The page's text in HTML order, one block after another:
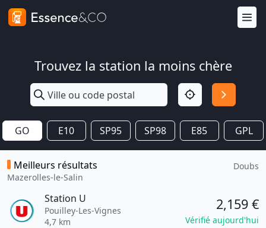
Trouvez la station la moins chère
GO E10 SP95 SP98 E85 GPL
Meilleurs résultats
Mazerolles-le-Salin
Doubs
Station U
Pouilley-Les-Vignes
4,7 km
2,159 €
Vérifié aujourd'hui